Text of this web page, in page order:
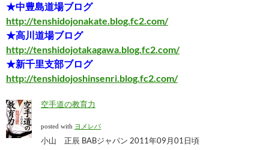
★中豊島道場ブログ
http://tenshidojonakate.blog.fc2.com/
★高川道場ブログ
http://tenshidojotakagawa.blog.fc2.com/
★新千里支部ブログ
http://tenshidojoshinsenri.blog.fc2.com/
空手道の教育力
posted with ヨメレバ
小山 正辰 BABジャパン 2011年09月01日頃